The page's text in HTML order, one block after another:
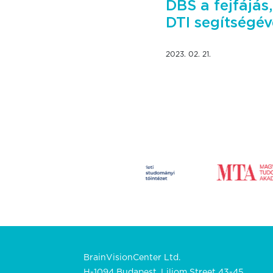
DBS a
DTI
2023. 02. 21.
BrainVisionCenter Ltd.